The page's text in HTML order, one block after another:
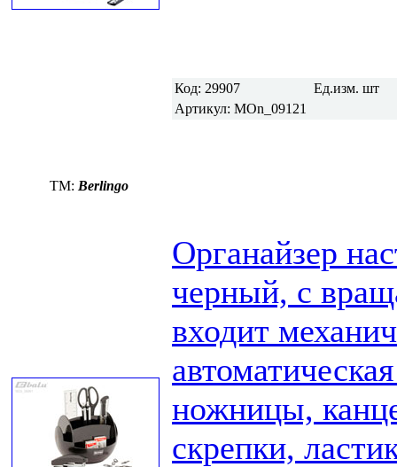
Код: 29907 Ед.изм. шт
Артикул: MOn_09121
TM: Berlingo
Органайзер
черный, с
входит
ножницы,
скрепки,